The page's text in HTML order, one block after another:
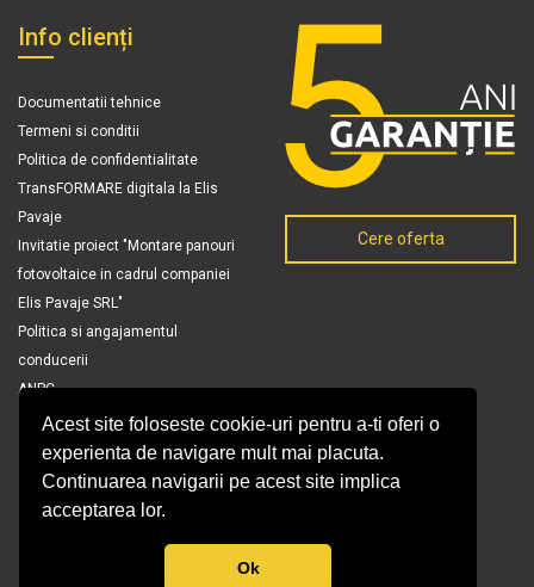
Acest site foloseste cookie-uri pentru a-ti oferi o
experienta de navigare mult mai placuta.
Continuarea navigarii pe acest site implica
acceptarea lor.
Ok
Info clienți
Documentatii tehnice
Termeni si conditii
Politica de confidentialitate
TransFORMARE digitala la Elis
Pavaje
Invitatie proiect "Montare panouri
fotovoltaice in cadrul companiei
Elis Pavaje SRL"
Politica si angajamentul
conducerii
ANPC
Cere oferta
© Copyright 2026 Elis Pavaje